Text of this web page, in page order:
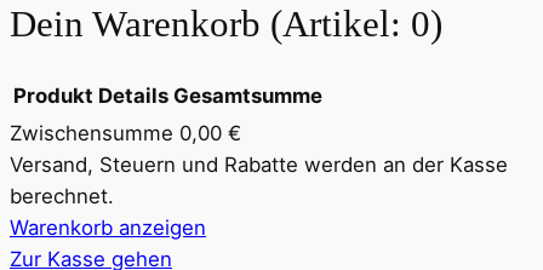
s
h
i
t
t
M
Dein Warenkorb (Artikel: 0)
Produkte
im
Warenkorb
Produkt Details Gesamtsumme
Zwischensumme 0,00 €
Versand, Steuern und Rabatte werden an der Kasse
berechnet.
Warenkorb anzeigen
Zur Kasse gehen